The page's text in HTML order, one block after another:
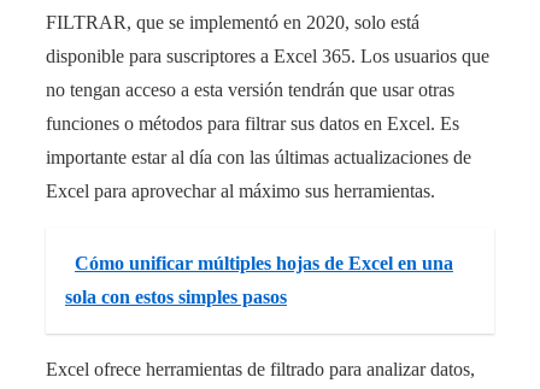
FILTRAR, que se implementó en 2020, solo está
disponible para suscriptores a Excel 365. Los usuarios que
no tengan acceso a esta versión tendrán que usar otras
funciones o métodos para filtrar sus datos en Excel. Es
importante estar al día con las últimas actualizaciones de
Excel para aprovechar al máximo sus herramientas.
Cómo unificar múltiples hojas de Excel en una
sola con estos simples pasos
Excel ofrece herramientas de filtrado para analizar datos,